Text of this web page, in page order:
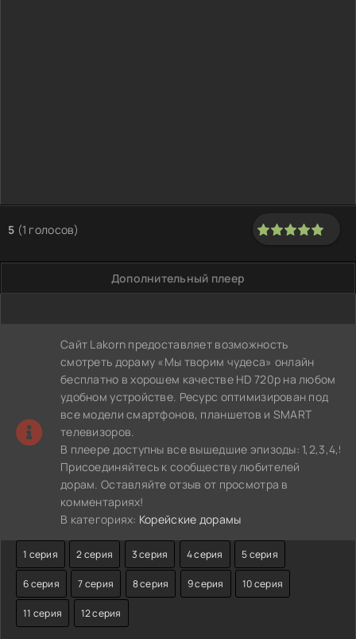
5 (1 голосов)
Дополнительный плеер
Сайт Lakorn предоставляет возможность
смотреть дораму «Мы творим чудеса» онлайн
бесплатно в хорошем качестве HD 720p на любом
удобном устройстве. Ресурс оптимизирован под
все модели смартфонов, планшетов и SMART
телевизоров.
В плеере доступны все вышедшие эпизоды:
Присоединяйтесь к сообществу любителей
дорам. Оставляйте отзыв от просмотра в
комментариях!
В категориях: Корейские дорамы
1 серия 2 серия 3 серия 4 серия 5 серия
6 серия 7 серия 8 серия 9 серия 10 серия
11 серия 12 серия